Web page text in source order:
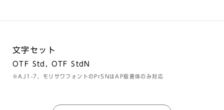
文字セット
OTF Std, OTF StdN
※AJ1-7、モリサワフォントのPr5NはAP版書体のみ対応